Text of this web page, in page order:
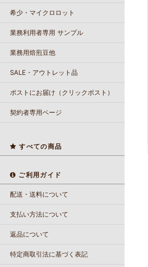
希少・マイクロロット
業務利用者専用 サンプル
業務用焙煎豆他
SALE・アウトレット品
ポストにお届け（クリックポスト）
契約者専用ページ
すべての商品
ご利用ガイド
配送・送料について
支払い方法について
返品について
特定商取引法に基づく表記